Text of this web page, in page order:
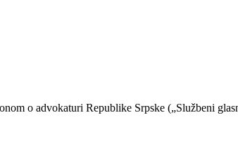
o advokaturi Republike Srpske („Službeni